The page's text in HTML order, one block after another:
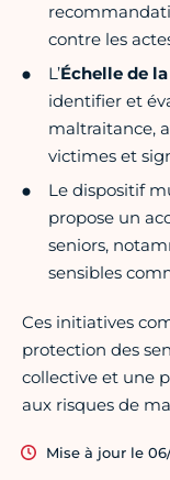
contre les
L’Échelle de
identifier et
maltraitance,
victimes et
Le dispositif
propose un
seniors,
sensibles
Ces initiatives
protection des
collective et une
aux risques de
Mise à jour le 06/